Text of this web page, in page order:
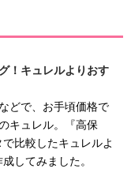
！キュレルよりおす
どで、お手頃価格で
キュレル。『高保
比較したキュレルよ
してみました。